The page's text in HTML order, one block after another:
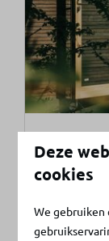
alles over…
Deze
cookies
We gebruiken